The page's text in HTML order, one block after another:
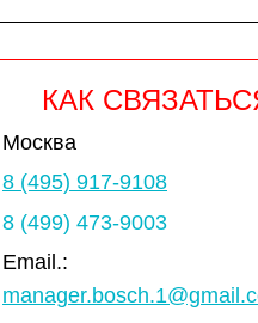
КАК
Москва
8 (495) 917-9108
8 (499) 473-9003
Email.: